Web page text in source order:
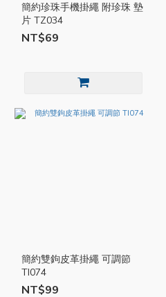
簡約珍珠手機掛繩 附珍珠 墊
片 TZ034
NT$69
簡約雙鉤皮革掛繩 可調節
TI074
NT$99